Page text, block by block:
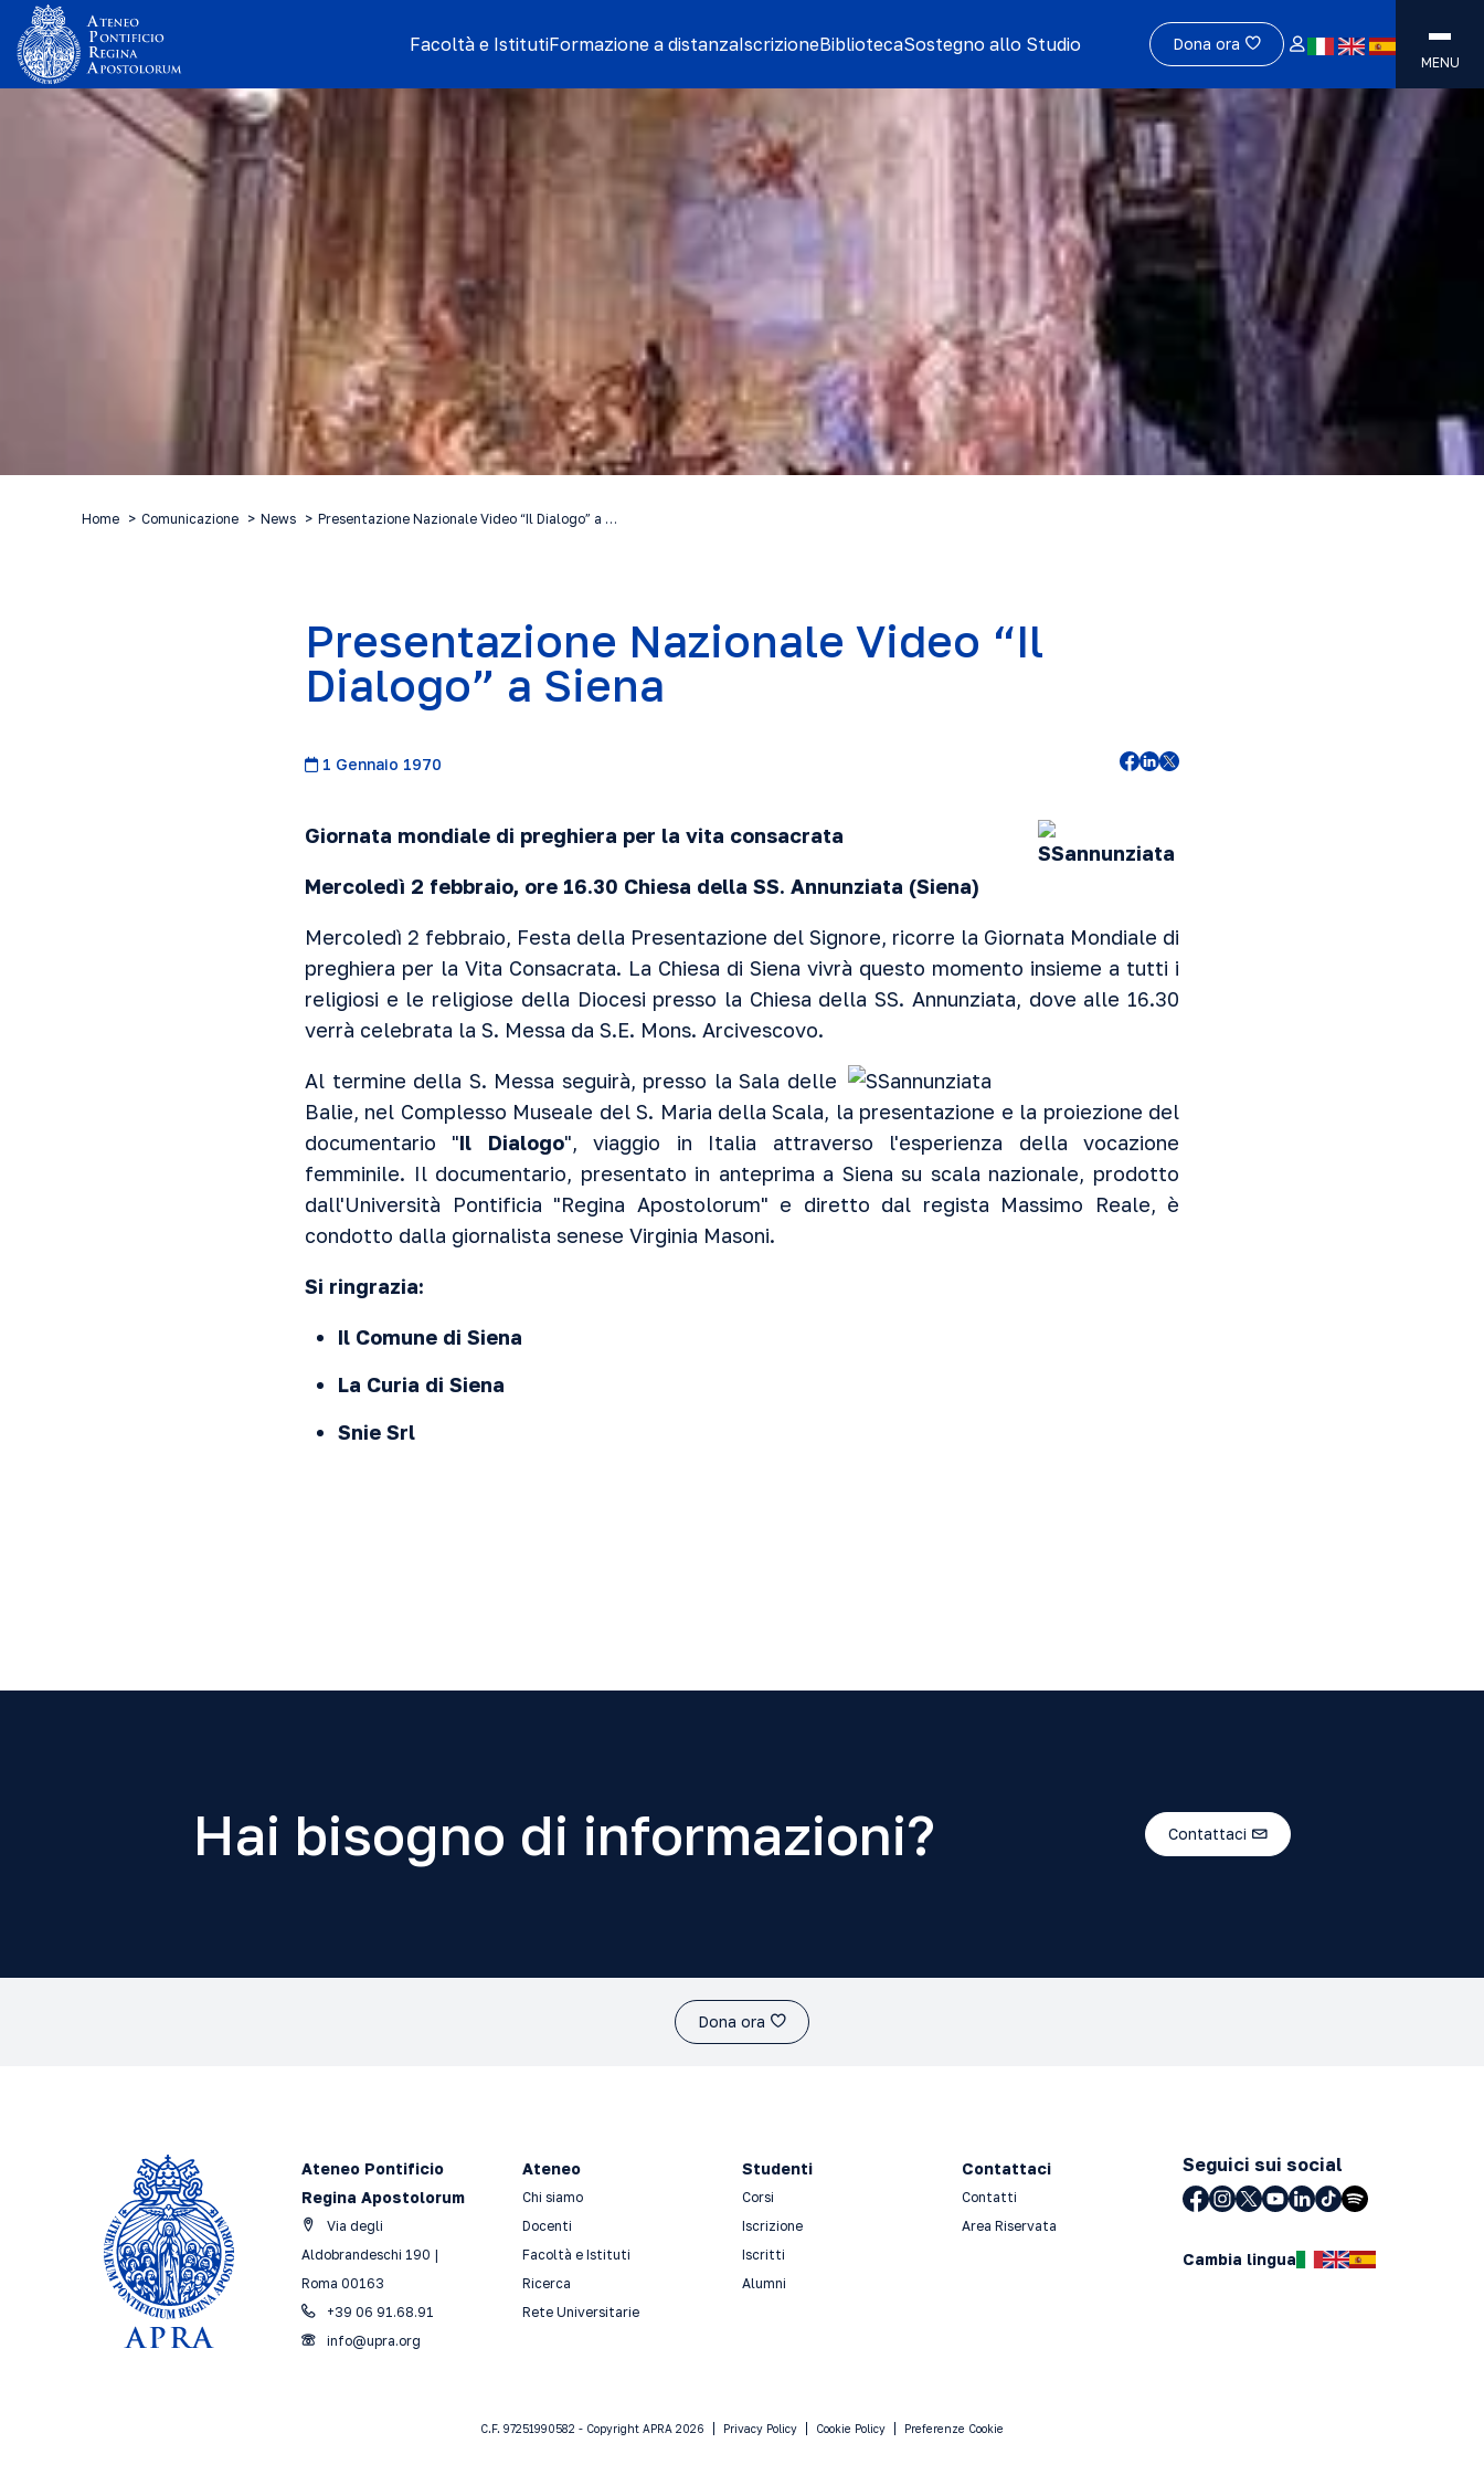
Facoltà e IstitutiFormazione a distanzaIscrizioneBibliotecaSostegno allo Studio Dona ora
MENU
Home Comunicazione News Presentazione Nazionale Video “Il Dialogo” a …
Presentazione Nazionale Video “Il
Dialogo” a Siena
1 Gennaio 1970
Giornata mondiale di preghiera per la vita consacrata
Mercoledì 2 febbraio, ore 16.30 Chiesa della SS. Annunziata (Siena)
Mercoledì 2 febbraio, Festa della Presentazione del Signore, ricorre la Giornata Mondiale di
preghiera per la Vita Consacrata. La Chiesa di Siena vivrà questo momento insieme a tutti i
religiosi e le religiose della Diocesi presso la Chiesa della SS. Annunziata, dove alle 16.30
verrà celebrata la S. Messa da S.E. Mons. Arcivescovo.
Al termine della S. Messa seguirà, presso la Sala delle
Balie, nel Complesso Museale del S. Maria della Scala, la presentazione e la proiezione del
documentario "Il Dialogo", viaggio in Italia attraverso l'esperienza della vocazione
femminile. Il documentario, presentato in anteprima a Siena su scala nazionale, prodotto
dall'Università Pontificia "Regina Apostolorum" e diretto dal regista Massimo Reale, è
condotto dalla giornalista senese Virginia Masoni.
Si ringrazia:
Il Comune di Siena
La Curia di Siena
Snie Srl
Hai bisogno di informazioni? Contattaci
Dona ora
Ateneo Pontificio
Regina Apostolorum
Via degli
Aldobrandeschi 190 |
Roma 00163
+39 06 91.68.91
info@upra.org
Ateneo
Chi siamo
Docenti
Facoltà e Istituti
Ricerca
Rete Universitarie
Studenti
Corsi
Iscrizione
Iscritti
Alumni
Contattaci
Contatti
Area Riservata
Seguici sui social
Cambia lingua
C.F. 97251990582 - Copyright APRA 2026 Privacy Policy Cookie Policy Preferenze Cookie